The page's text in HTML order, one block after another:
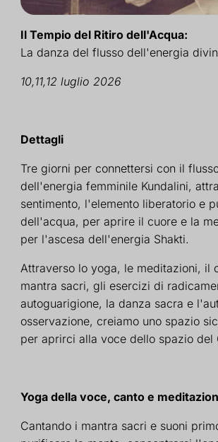
Il Tempio del Ritiro dell'Acqua:
La danza del flusso dell'energia
10,11,12 luglio 2026
Dettagli
Tre giorni per connettersi con il
dell'energia femminile Kundalini,
sentimento, l'elemento liberatorio e
dell'acqua, per aprire il cuore e la
per l'ascesa dell'energia Shakti.
Attraverso lo yoga, le meditazioni, il
mantra sacri, gli esercizi di
autoguarigione, la danza sacra e
osservazione, creiamo uno spazio
per aprirci alla voce dello spazio del
Yoga della voce, canto e
Cantando i mantra sacri e suoni